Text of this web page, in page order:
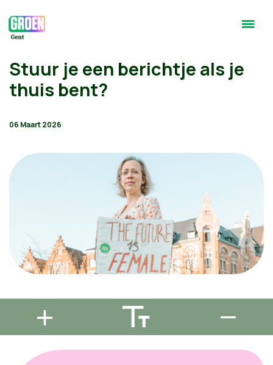
Stuur je een berichtje als je
thuis bent?
06 Maart 2026